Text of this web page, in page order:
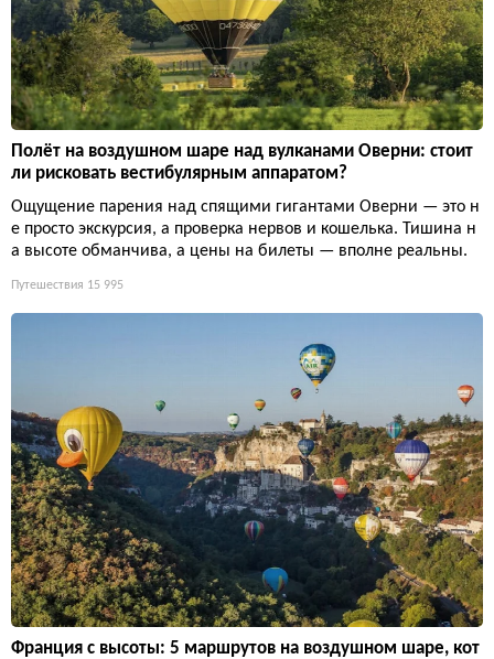
Полёт на воздушном шаре над вулканами Оверни: стоит
ли рисковать вестибулярным аппаратом?
Ощущение парения над спящими гигантами Оверни — это н
е просто экскурсия, а проверка нервов и кошелька. Тишина н
а высоте обманчива, а цены на билеты — вполне реальны.
Путешествия 15 995
Франция с высоты: 5 маршрутов на воздушном шаре, кот